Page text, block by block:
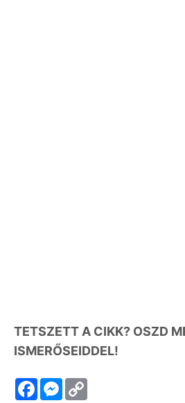
TETSZETT A CIKK? OSZD
ISMERŐSEIDDEL!
F
a
M
e